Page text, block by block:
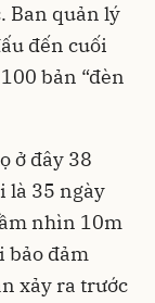
Ban quản lý
đến cuối
bản “đèn
ở đây 38
là 35 ngày
nhìn 10m
bảo đảm
xảy ra trước